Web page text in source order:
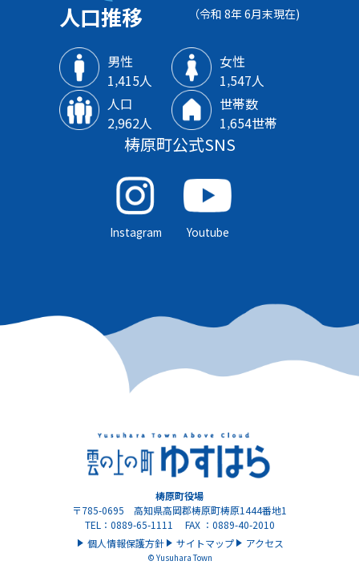
人口推移 （令和 8年 6月末現在)
男性
1‚415人
女性
1‚547人
人口
2‚962人
世帯数
1‚654世帯
梼原町公式SNS
Instagram Youtube
梼原町役場
〒785-0695 高知県高岡郡梼原町梼原1444番地1
TEL：0889-65-1111 FAX ：0889-40-2010
個人情報保護方針
サイトマップ アクセス
© Yusuhara Town